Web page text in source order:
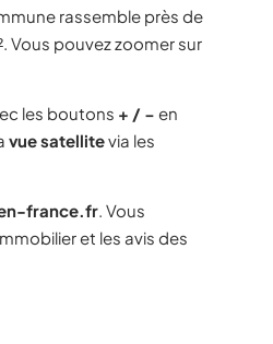
rassemble près de
Vous pouvez zoomer sur
les boutons + / − en
vue satellitevia les
france.fr. Vous
et les avis des